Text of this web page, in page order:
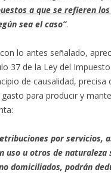
a que se refieren
sea el caso”.
lo antes señalado,
37 de la Ley del
de causalidad, precisa
para producir y
por servicios,
uso u otros de
domiciliados, podrán